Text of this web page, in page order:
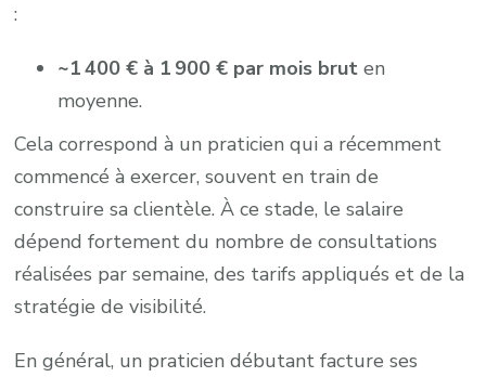
:
~1 400 € à 1 900 € par mois brut en
moyenne.
Cela correspond à un praticien qui a récemment
commencé à exercer, souvent en train de
construire sa clientèle. À ce stade, le salaire
dépend fortement du nombre de consultations
réalisées par semaine, des tarifs appliqués et de la
stratégie de visibilité.
En général, un praticien débutant facture ses